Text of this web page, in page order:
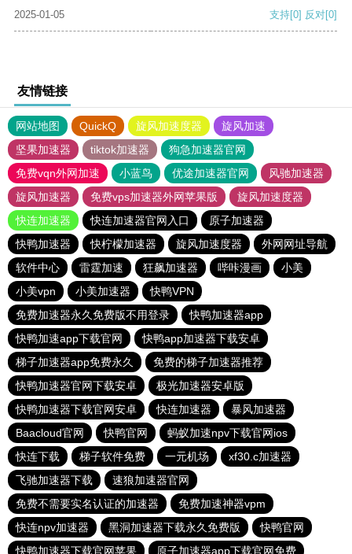
2025-01-05
支持[0] 反对[0]
友情链接
网站地图 QuickQ 旋风加速度器
旋风加速
坚果加速器
tiktok加速器
狗急加速器官网
免费vqn外网加速
小蓝鸟 优途加速器官网
风驰加速器
旋风加速器
免费vps加速器外网苹果版
旋风加速度器
快连加速器
快连加速器官网入口
原子加速器
快鸭加速器
快柠檬加速器 旋风加速度器
外网网址导航
软件中心
雷霆加速 狂飙加速器 哔咔漫画
小美
小美vpn
小美加速器
快鸭VPN
免费加速器永久免费版不用登录
快鸭加速器app
快鸭加速app下载官网
快鸭app加速器下载安卓
梯子加速器app免费永久
免费的梯子加速器推荐
快鸭加速器官网下载安卓
极光加速器安卓版
快鸭加速器下载官网安卓
快连加速器
暴风加速器
Baacloud官网
快鸭官网
蚂蚁加速npv下载官网ios
快连下载
梯子软件免费 一元机场
xf30.c加速器
飞驰加速器下载
速狼加速器官网
免费不需要实名认证的加速器
免费加速神器vpm
快连npv加速器
黑洞加速器下载永久免费版
快鸭官网
快鸭加速器下载官网苹果
原子加速器app下载官网免费